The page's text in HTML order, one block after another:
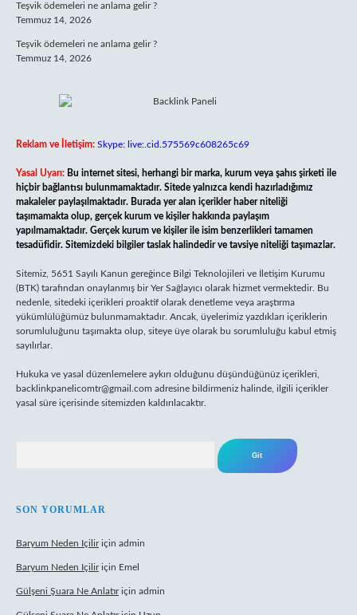
Teşvik ödemeleri ne anlama gelir ?
Temmuz 14, 2026
Teşvik ödemeleri ne anlama gelir ?
Temmuz 14, 2026
Reklam ve İletişim: Skype: live:.cid.575569c608265c69
Yasal Uyarı: Bu internet sitesi, herhangi bir marka, kurum veya şahıs şirketi ile
hiçbir bağlantısı bulunmamaktadır. Sitede yalnızca kendi hazırladığımız
makaleler paylaşılmaktadır. Burada yer alan içerikler haber niteliği
taşımamakta olup, gerçek kurum ve kişiler hakkında paylaşım
yapılmamaktadır. Gerçek kurum ve kişiler ile isim benzerlikleri tamamen
tesadüfidir. Sitemizdeki bilgiler taslak halindedir ve tavsiye niteliği taşımazlar.
Sitemiz, 5651 Sayılı Kanun gereğince Bilgi Teknolojileri ve İletişim Kurumu
(BTK) tarafından onaylanmış bir Yer Sağlayıcı olarak hizmet vermektedir. Bu
nedenle, sitedeki içerikleri proaktif olarak denetleme veya araştırma
yükümlülüğümüz bulunmamaktadır. Ancak, üyelerimiz yazdıkları içeriklerin
sorumluluğunu taşımakta olup, siteye üye olarak bu sorumluluğu kabul etmiş
sayılırlar.
Hukuka ve yasal düzenlemelere aykırı olduğunu düşündüğünüz içerikleri,
backlinkpanelicomtr@gmail.com adresine bildirmeniz halinde, ilgili içerikler
yasal süre içerisinde sitemizden kaldırılacaktır.
SON YORUMLAR
Baryum Neden Içiliriçin admin
Baryum Neden Içiliriçin Emel
Gülşeni Şuara Ne Anlatıriçin admin